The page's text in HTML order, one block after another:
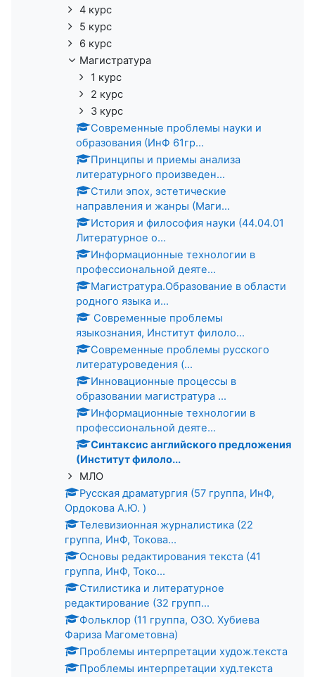
4 курс
5 курс
6 курс
Магистратура
1 курс
2 курс
3 курс
Современные проблемы науки и
образования (ИнФ 61гр...
Принципы и приемы анализа
литературного произведен...
Стили эпох, эстетические
направления и жанры (Маги...
История и философия науки (44.04.01
Литературное о...
Информационные технологии в
профессиональной деяте...
Магистратура.Образование в области
родного языка и...
Современные проблемы
языкознания, Институт филоло...
Современные проблемы русского
литературоведения (...
Инновационные процессы в
образовании магистратура ...
Информационные технологии в
профессиональной деяте...
Синтаксис английского предложения
(Институт филоло...
МЛО
Русская драматургия (57 группа, ИнФ,
Ордокова А.Ю. )
Телевизионная журналистика (22
группа, ИнФ, Токова...
Основы редактирования текста (41
группа, ИнФ, Токо...
Стилистика и литературное
редактирование (32 групп...
Фольклор (11 группа, ОЗО. Хубиева
Фариза Магометовна)
Проблемы интерпретации худож.текста
Проблемы интерпретации худ.текста